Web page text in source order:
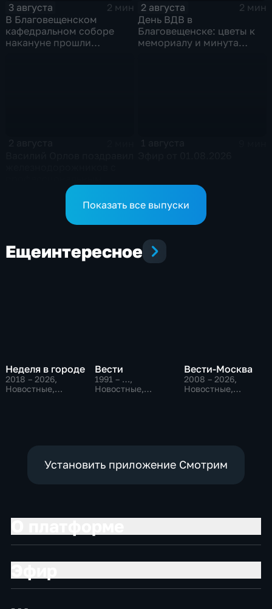
3 августа
2 мин
В Благовещенском
кафедральном соборе
накануне прошли
2 августа
2 мин
День ВДВ в
Благовещенске: цветы к
мемориалу и минута
Показать все выпуски
Ещеинтересное
Неделя в городе
2018 – 2026,
Новостные,
Вести
1991 – …,
Новостные,
Вести-Москва
2008 – 2026,
Новостные,
Установить приложение Смотрим